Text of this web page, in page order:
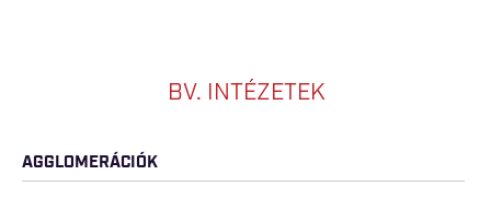
BV. INTÉZETEK
AGGLOMERÁCIÓK